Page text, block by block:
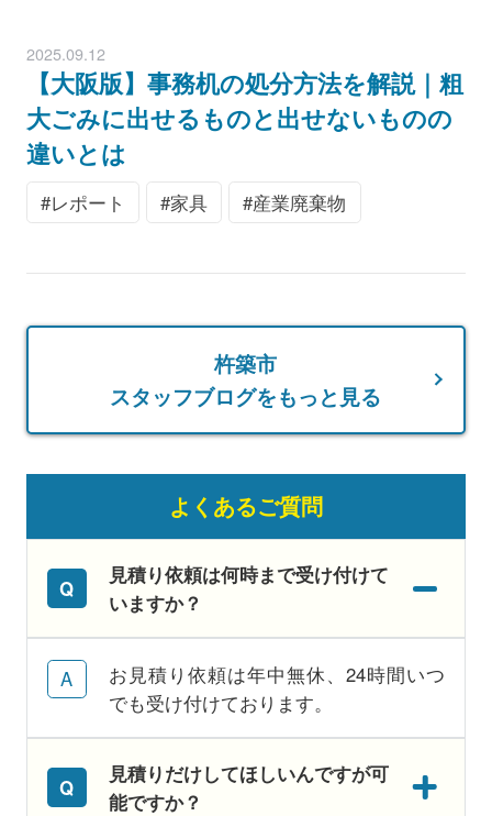
2025.09.12
【大阪版】事務机の処分方法を解説｜粗
大ごみに出せるものと出せないものの
違いとは
レポート 家具 産業廃棄物
杵築市
スタッフブログをもっと見る
よくあるご質問
見積り依頼は何時まで受け付けて
いますか？
お見積り依頼は年中無休、24時間いつ
でも受け付けております。
見積りだけしてほしいんですが可
能ですか？